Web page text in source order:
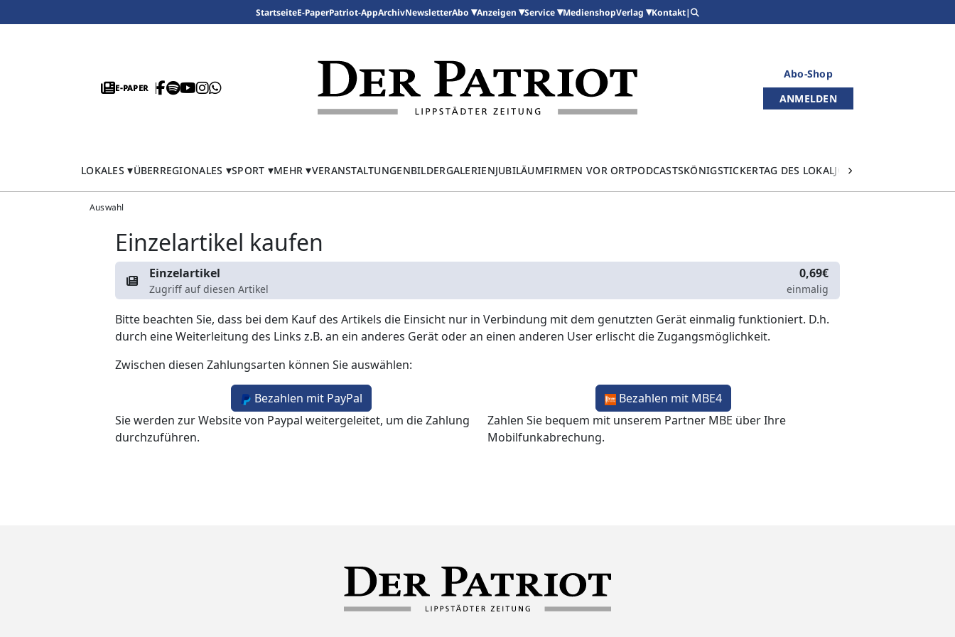
StartseiteE-PaperPatriot-AppArchivNewsletterAbo Anzeigen Service MedienshopVerlag Kontakt|
E-PAPER
Abo-Shop
ANMELDEN
LOKALES ÜBERREGIONALES SPORT MEHR VERANSTALTUNGENBILDERGALERIENJUBILÄUMFIRMEN VOR ORTPODCASTSKÖNIGSTICKERTAG DES LOKALJOURNALISMUS
Auswahl
Einzelartikel kaufen
Einzelartikel
Zugriff auf diesen Artikel
0,69€
einmalig
Bitte beachten Sie, dass bei dem Kauf des Artikels die Einsicht nur in Verbindung mit dem genutzten Gerät einmalig funktioniert. D.h.
durch eine Weiterleitung des Links z.B. an ein anderes Gerät oder an einen anderen User erlischt die Zugangsmöglichkeit.
Zwischen diesen Zahlungsarten können Sie auswählen:
Bezahlen mit PayPal
Sie werden zur Website von Paypal weitergeleitet, um die Zahlung
durchzuführen.
Bezahlen mit MBE4
Zahlen Sie bequem mit unserem Partner MBE über Ihre
Mobilfunkabrechung.